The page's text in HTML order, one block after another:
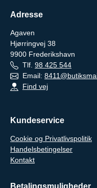
Adresse
Agaven
Hjørringvej 38
9900 Frederikshavn
Tlf. 98 425 544
Email:
Find vej
Kundeservice
Cookie og Privatlivspolitik
Handelsbetingelser
Kontakt